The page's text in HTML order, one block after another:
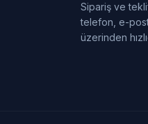
Sipariş ve
telefon, e-
üzerinden